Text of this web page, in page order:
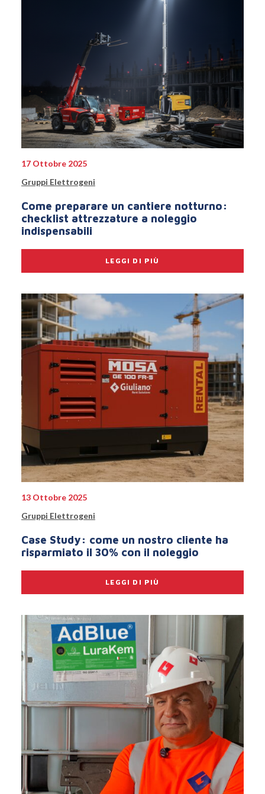
17 Ottobre 2025
Gruppi Elettrogeni
Come preparare un cantiere notturno:
checklist attrezzature a noleggio
indispensabili
LEGGI DI PIÙ
13 Ottobre 2025
Gruppi Elettrogeni
Case Study: come un nostro cliente ha
risparmiato il 30% con il noleggio
LEGGI DI PIÙ